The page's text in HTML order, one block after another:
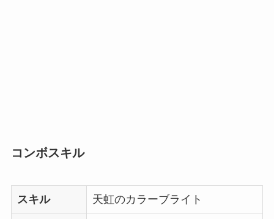
コンボスキル
スキル 天虹のカラーブライト